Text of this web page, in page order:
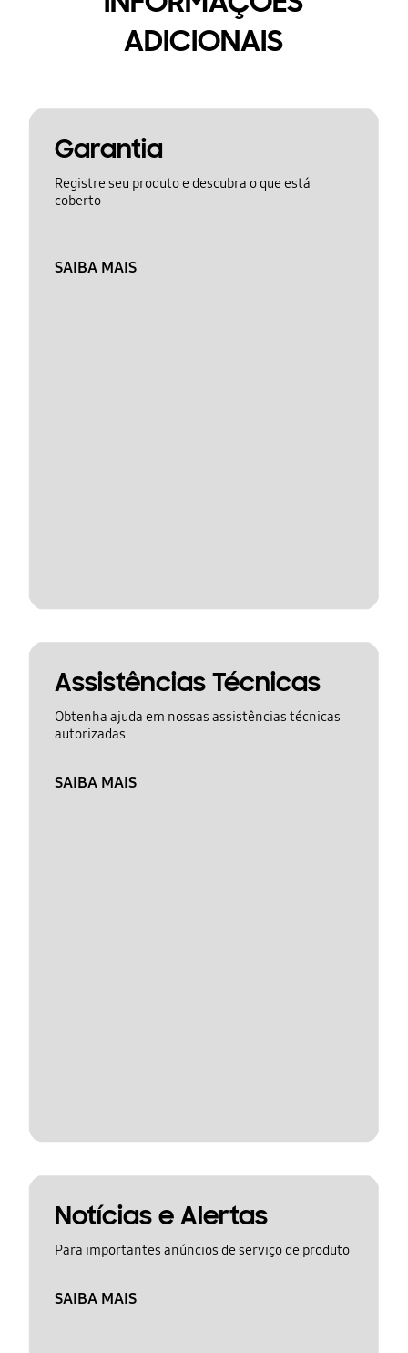
ADICIONAIS
Garantia
Registre seu produto e descubra o que está
coberto
SAIBA MAIS
Assistências Técnicas
Obtenha ajuda em nossas assistências técnicas
autorizadas
SAIBA MAIS
Notícias e Alertas
Para importantes anúncios de serviço de produto
SAIBA MAIS